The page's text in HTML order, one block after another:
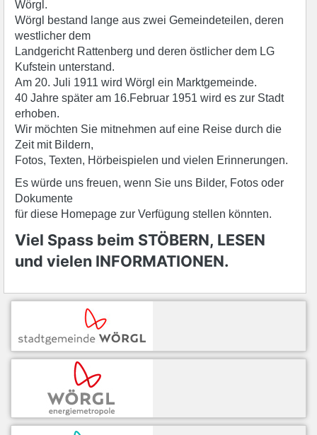
Wörgl.
Wörgl bestand lange aus zwei Gemeindeteilen, deren
westlicher dem
Landgericht Rattenberg und deren östlicher dem LG
Kufstein unterstand.
Am 20. Juli 1911 wird Wörgl ein Marktgemeinde.
40 Jahre später am 16.Februar 1951 wird es zur Stadt
erhoben.
Wir möchten Sie mitnehmen auf eine Reise durch die
Zeit mit Bildern,
Fotos, Texten, Hörbeispielen und vielen Erinnerungen.
Es würde uns freuen, wenn Sie uns Bilder, Fotos oder
Dokumente
für diese Homepage zur Verfügung stellen könnten.
Viel Spass beim STÖBERN, LESEN
und vielen INFORMATIONEN.